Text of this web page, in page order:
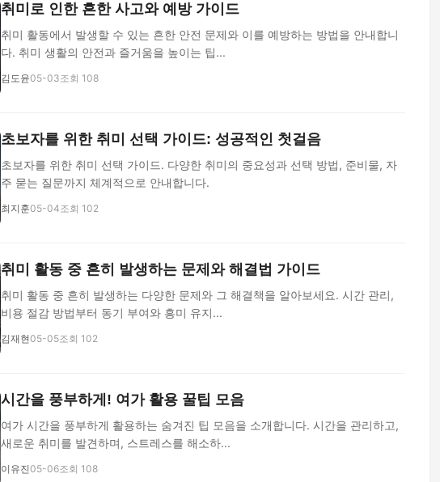
취미로 인한 흔한 사고와 예방 가이드
취미 활동에서 발생할 수 있는 흔한 안전 문제와 이를 예방하는 방법을 안내합니
다. 취미 생활의 안전과 즐거움을 높이는 팁...
김도윤05-03조회 108
초보자를 위한 취미 선택 가이드: 성공적인 첫걸음
초보자를 위한 취미 선택 가이드. 다양한 취미의 중요성과 선택 방법, 준비물, 자
주 묻는 질문까지 체계적으로 안내합니다.
최지훈05-04조회 102
취미 활동 중 흔히 발생하는 문제와 해결법 가이드
취미 활동 중 흔히 발생하는 다양한 문제와 그 해결책을 알아보세요. 시간 관리,
비용 절감 방법부터 동기 부여와 흥미 유지...
김재현05-05조회 102
시간을 풍부하게! 여가 활용 꿀팁 모음
여가 시간을 풍부하게 활용하는 숨겨진 팁 모음을 소개합니다. 시간을 관리하고,
새로운 취미를 발견하며, 스트레스를 해소하...
이유진05-06조회 108